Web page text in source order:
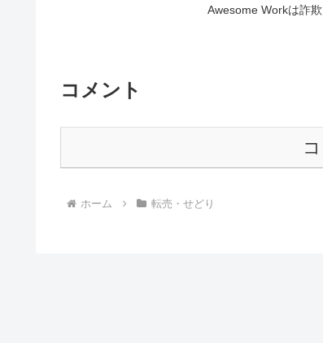
Awesome Workは詐
コメント
ホーム 転売・せどり